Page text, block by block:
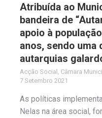
Atribuída ao
bandeira de
apoio à
anos, sendo uma
autarquias
Acção Social Câmara
7 Setembro 2021
As políticas
Nelas na área social,